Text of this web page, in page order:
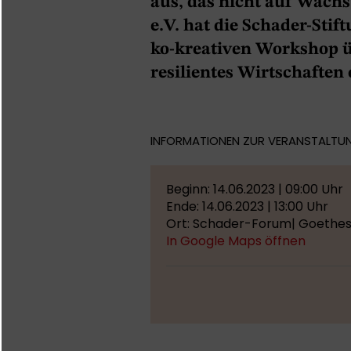
e.V. hat die Schader-
ko-kreativen Workshop
resilientes Wirtschaften
INFORMATIONEN ZUR
Beginn: 14.06.2023 | 09:00 Uhr
Ende: 14.06.2023 | 13:00 Uhr
Ort: Schader-Forum|
In Google Maps öffnen